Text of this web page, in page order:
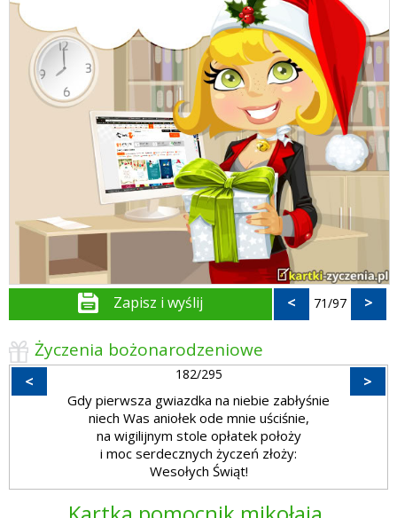
Zapisz i wyślij < 71/97 >
Życzenia bożonarodzeniowe
< 182/295 >
Gdy pierwsza gwiazdka na niebie zabłyśnie
niech Was aniołek ode mnie uściśnie,
na wigilijnym stole opłatek położy
i moc serdecznych życzeń złoży:
Wesołych Świąt!